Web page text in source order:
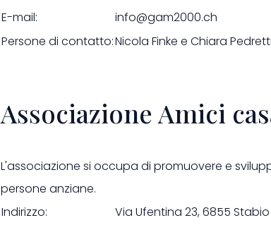
E-mail:
info@gam2000.ch
Persone di contatto:Nicola Finke e Chiara Pedretti
Associazione Amici
L'associazione si occupa di promuovere e
persone anziane.
Indirizzo:
Via Ufentina 23, 6855 Stabio